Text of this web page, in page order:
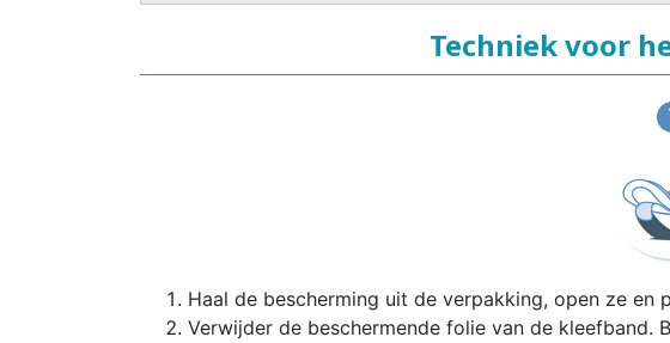
Techniek voor
Haal de bescherming uit de verpakking, open ze
Verwijder de beschermende folie van de